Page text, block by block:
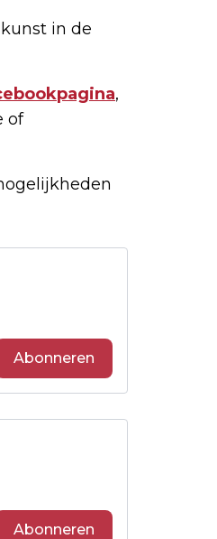
in de
,
of
Abonneren
Abonneren